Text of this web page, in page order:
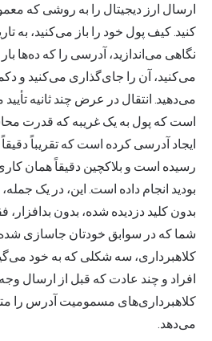
ارسال ارز دیجیتال را به روشی که
کنید. کیف پول خود را باز می‌کنید، به
نگاهی می‌اندازید، آدرسی را که ده‌ها
می‌کنید، آن را جای‌گذاری می‌کنید و
می‌دهید. انتقال در عرض چند ثانیه
است که پول به یک غریبه که قدرت
ایجاد آدرسی کرده است که تقریباً
رسیده است و بلاکچین دقیقاً همان
بودید انجام داده است. این، در یک
بدون کلید دزدیده شده، بدون
شما که در سوابق خودتان جاسازی شده
کلاهبرداری، سه شکلی که به خود
افراد و چند عادت که قبل از ارسال
کلاهبرداری‌های مسمومیت آدرس را
می‌دهد.